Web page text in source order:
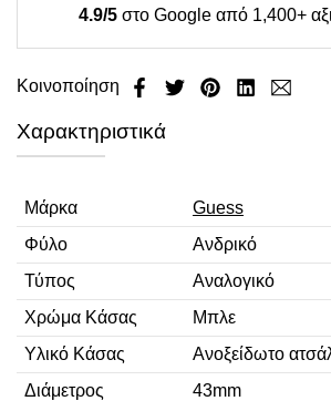
4.9/5 στο Google από 1,400+
Κοινοποίηση
Χαρακτηριστικά
Μάρκα
Guess
Φύλο
Ανδρικό
Τύπος
Αναλογικό
Χρώμα Κάσας
Μπλε
Υλικό Κάσας
Ανοξείδωτο
Διάμετρος
43mm